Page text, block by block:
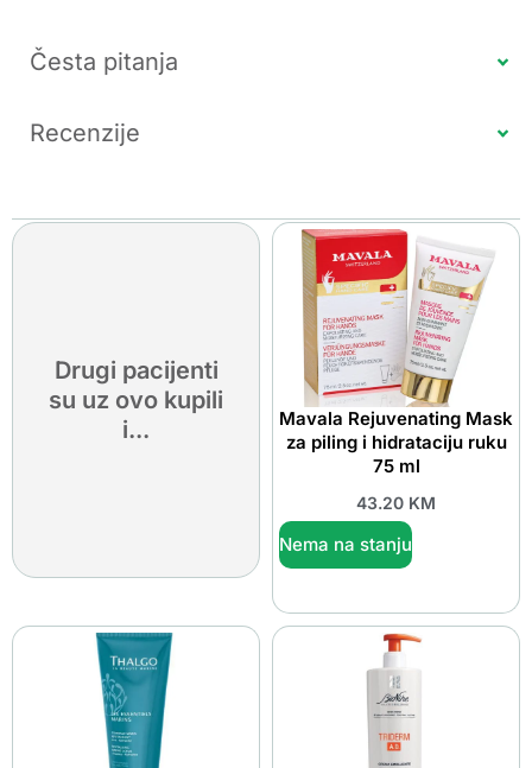
Česta pitanja
Recenzije
Drugi pacijenti
su uz ovo kupili
i...
Mavala Rejuvenating Mask
za piling i hidrataciju ruku
75 ml
43.20 KM
Nema na stanju